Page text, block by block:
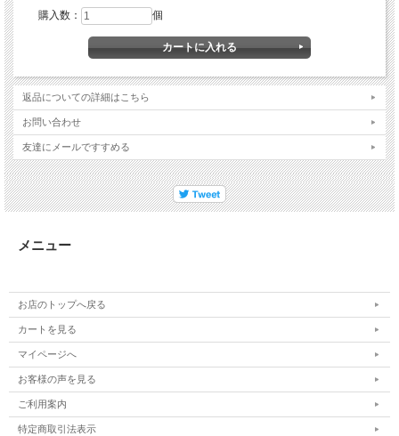
購入数： 個
返品についての詳細はこちら
お問い合わせ
友達にメールですすめる
メニュー
お店のトップへ戻る
カートを見る
マイページへ
お客様の声を見る
ご利用案内
特定商取引法表示